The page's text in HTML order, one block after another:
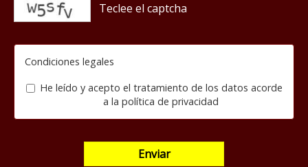
Condiciones legales
He leído y acepto el tratamiento de los datos acorde
a la política de privacidad
Enviar